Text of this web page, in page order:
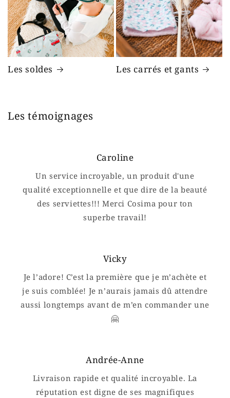
Les soldes Les carrés et gants
Les témoignages
Caroline
Un service incroyable, un produit d'une
qualité exceptionnelle et que dire de la beauté
des serviettes!!! Merci Cosima pour ton
superbe travail!
Vicky
Je l’adore! C’est la première que je m’achète et
je suis comblée! Je n’aurais jamais dû attendre
aussi longtemps avant de m’en commander une
🤗
Andrée-Anne
Livraison rapide et qualité incroyable. La
réputation est digne de ses magnifiques